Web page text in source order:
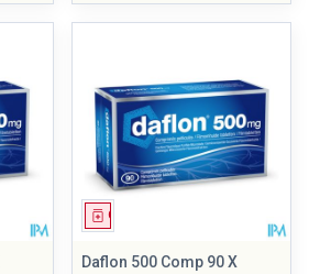
Geneesmiddel
Daflon 500 Comp 90 X